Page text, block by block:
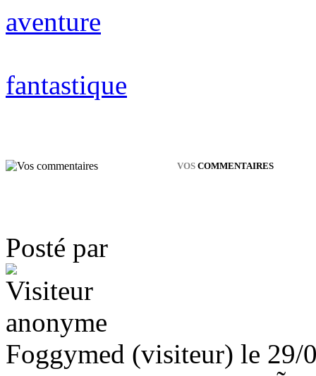
aventure
fantastique
VOS COMMENTAIRES
Posté par
Foggymed (visiteur) le 29/